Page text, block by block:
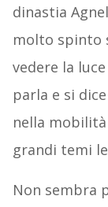
dinastia
molto spinto
vedere la
parla e si
nella mobilità
grandi temi
Non sembra